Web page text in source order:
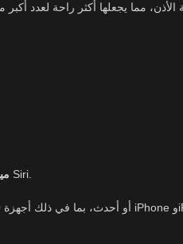
مزودة بميكروفون مدمج يضمن وضوح صوتك أثناء المكالمات أو عند استخدام Siri.